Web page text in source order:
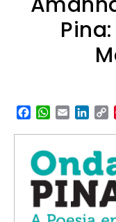
Facebook
WhatsApp
Email